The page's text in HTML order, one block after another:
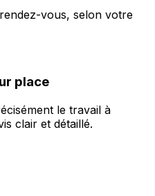
vous, selon votre
place
le travail à
clair et détaillé.